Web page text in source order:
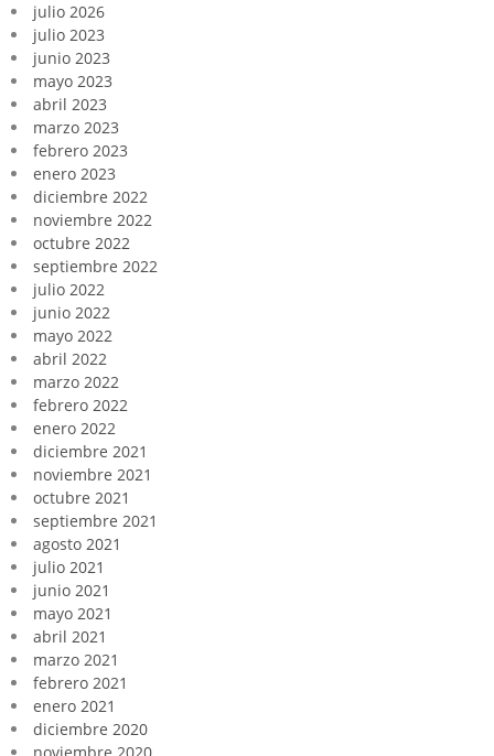
julio 2026
julio 2023
junio 2023
mayo 2023
abril 2023
marzo 2023
febrero 2023
enero 2023
diciembre 2022
noviembre 2022
octubre 2022
septiembre 2022
julio 2022
junio 2022
mayo 2022
abril 2022
marzo 2022
febrero 2022
enero 2022
diciembre 2021
noviembre 2021
octubre 2021
septiembre 2021
agosto 2021
julio 2021
junio 2021
mayo 2021
abril 2021
marzo 2021
febrero 2021
enero 2021
diciembre 2020